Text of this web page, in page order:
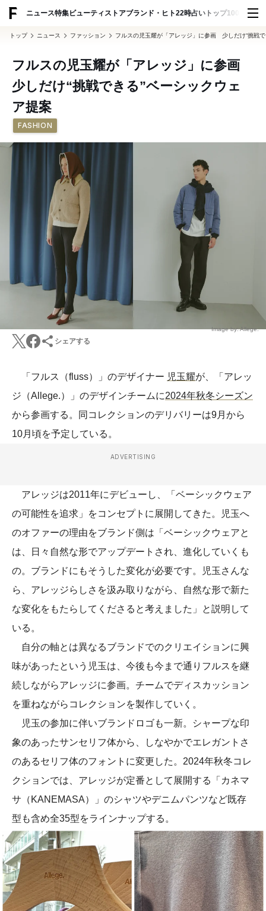
ニュース特集ビューティ ストアブランド・ヒト22時占い トップ100 スナッ
トップ ニュース ファッション フルスの児玉耀が「アレッジ」に参画 少しだけ“挑戦
フルスの児玉耀が「アレッジ」に参画
少しだけ“挑戦できる”ベーシックウェ
ア提案
FASHION
Image by: Allege.
シェアする
「フルス（fluss）」のデザイナー 児玉耀が、「アレッ
ジ（Allege.）」のデザインチームに2024年秋冬シーズン
から参画する。同コレクションのデリバリーは9月から
10月頃を予定している。
ADVERTISING
アレッジは2011年にデビューし、「ベーシックウェア
の可能性を追求」をコンセプトに展開してきた。児玉へ
のオファーの理由をブランド側は「ベーシックウェアと
は、日々自然な形でアップデートされ、進化していくも
の。ブランドにもそうした変化が必要です。児玉さんな
ら、アレッジらしさを汲み取りながら、自然な形で新た
な変化をもたらしてくださると考えました」と説明して
いる。
自分の軸とは異なるブランドでのクリエイションに興
味があったという児玉は、今後も今まで通りフルスを継
続しながらアレッジに参画。チームでディスカッション
を重ねながらコレクションを製作していく。
児玉の参加に伴いブランドロゴも一新。シャープな印
象のあったサンセリフ体から、しなやかでエレガントさ
のあるセリフ体のフォントに変更した。2024年秋冬コレ
クションでは、アレッジが定番として展開する「カネマ
サ（KANEMASA）」のシャツやデニムパンツなど既存
型も含め全35型をラインナップする。